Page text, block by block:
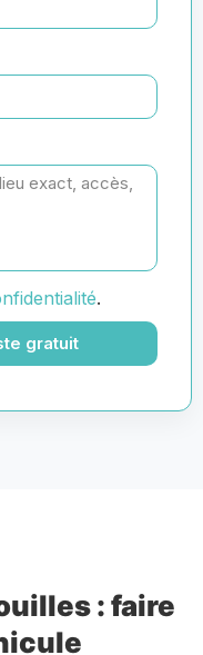
.
gratuit
: faire